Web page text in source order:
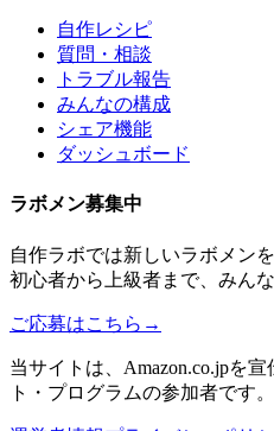
自作レシピ
質問・相談
トラブル報告
みんなの構成
シェア機能
ダッシュボード
ラボメン募集中
自作ラボでは新しいラボメン
初心者から上級者まで、みん
ご応募はこちら →
当サイトは、Amazon.co.jpを
ト・プログラムの参加者です